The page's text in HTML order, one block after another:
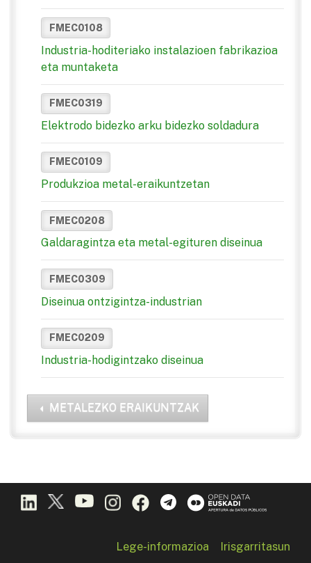
FMEC0108
Industria-hoditeriako instalazioen fabrikazioa
eta muntaketa
FMEC0319
Elektrodo bidezko arku bidezko soldadura
FMEC0109
Produkzioa metal-eraikuntzetan
FMEC0208
Galdaragintza eta metal-egituren diseinua
FMEC0309
Diseinua ontzigintza-industrian
FMEC0209
Industria-hodigintzako diseinua
METALEZKO ERAIKUNTZAK
Lege-informazioa Irisgarritasun